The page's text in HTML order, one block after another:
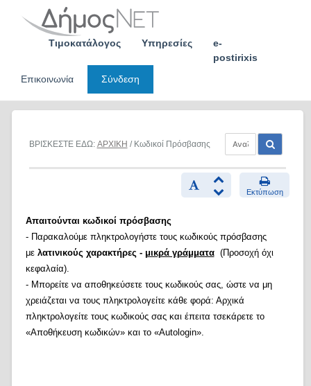
Τιμοκατάλογος Υπηρεσίες
e-
postirixis
Επικοινωνία
Σύνδεση
ΒΡΙΣΚΕΣΤΕ ΕΔΩ: ΑΡΧΙΚΗ / Κωδικοί Πρόσβασης
Εκτύπωση
Απαιτούνται κωδικοί πρόσβασης
- Παρακαλούμε πληκτρολογήστε τους κωδικούς πρόσβασης
με λατινικούς χαρακτήρες - μικρά γράμματα(Προσοχή όχι
κεφαλαία).
- Μπορείτε να αποθηκεύσετε τους κωδικούς σας, ώστε να μη
χρειάζεται να τους πληκτρολογείτε κάθε φορά: Αρχικά
πληκτρολογείτε τους κωδικούς σας και έπειτα τσεκάρετε το
«Αποθήκευση κωδικών» και το «Autologin».